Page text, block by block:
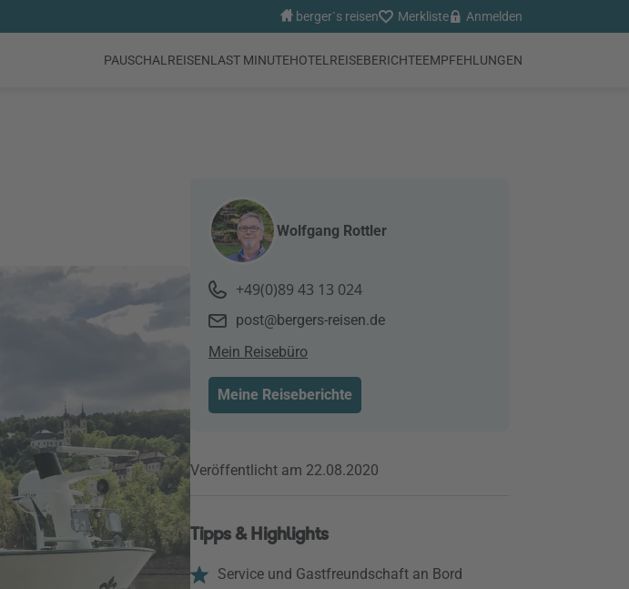
berger`s reisen Merkliste Anmelden
PAUSCHALREISENLAST MINUTEHOTEL REISEBERICHTEEMPFEHLUNGEN
Wolfgang Rottler
+49(0)89 43 13 024
post@bergers-reisen.de
Mein Reisebüro
Meine Reiseberichte
Veröffentlicht am 22.08.2020
Tipps & Highlights
Service und Gastfreundschaft an Bord